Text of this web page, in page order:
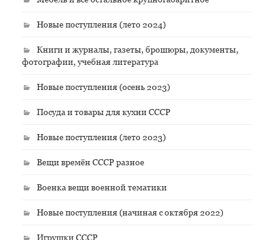
Новые поступления (лето 2024)
Книги и журналы, газеты, брошюры, документы,
фотографии, учебная литература
Новые поступления (осень 2023)
Посуда и товары для кухни СССР
Новые поступления (лето 2023)
Вещи времён СССР разное
Военка вещи военной тематики
Новые поступления (начиная с октября 2022)
Игрушки СССР